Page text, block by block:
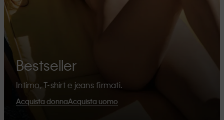
Bestseller
Intimo, T-shirt e jeans firmati.
Acquista donnaAcquista uomo